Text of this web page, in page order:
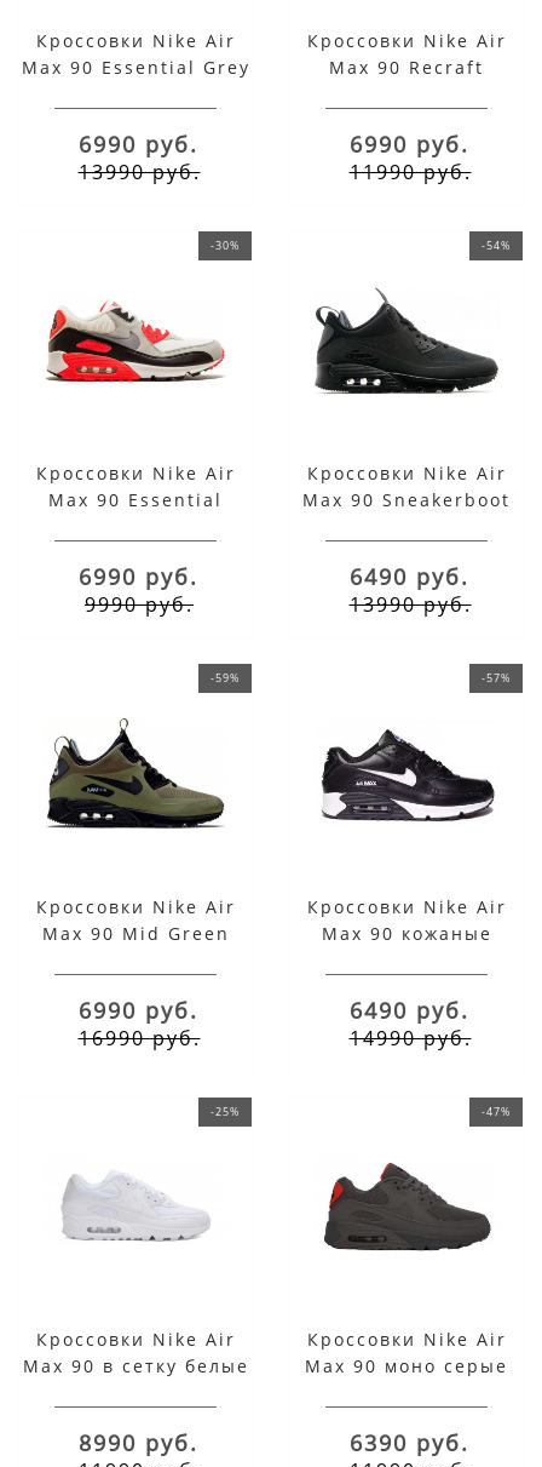
Кроссовки Nike Air
Max 90 Essential Grey
6990 руб.
13990 руб.
Кроссовки Nike Air
Max 90 Recraft
6990 руб.
11990 руб.
-30%
Кроссовки Nike Air
Max 90 Essential
6990 руб.
9990 руб.
-54%
Кроссовки Nike Air
Max 90 Sneakerboot
6490 руб.
13990 руб.
-59%
Кроссовки Nike Air
Max 90 Mid Green
6990 руб.
16990 руб.
-57%
Кроссовки Nike Air
Max 90 кожаные
6490 руб.
14990 руб.
-25%
Кроссовки Nike Air
Max 90 в сетку белые
8990 руб.
-47%
Кроссовки Nike Air
Max 90 моно серые
6390 руб.